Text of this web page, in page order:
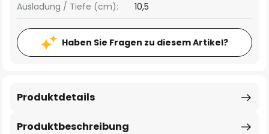
Ausladung / Tiefe (cm): 10,5
Haben Sie Fragen zu diesem Artikel?
Produktbeschreibung
Produktdetails